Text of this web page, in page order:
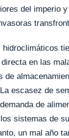
del imperio
en las
de
escasez de
de
sistemas de
un mal año